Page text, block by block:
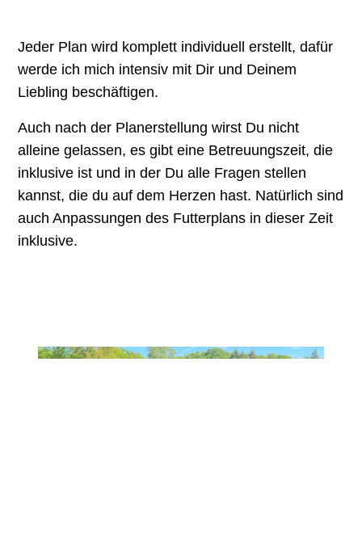
Jeder Plan wird komplett individuell erstellt, dafür
werde ich mich intensiv mit Dir und Deinem
Liebling beschäftigen.
Auch nach der Planerstellung wirst Du nicht
alleine gelassen, es gibt eine Betreuungszeit, die
inklusive ist und in der Du alle Fragen stellen
kannst, die du auf dem Herzen hast. Natürlich sind
auch Anpassungen des Futterplans in dieser Zeit
inklusive.